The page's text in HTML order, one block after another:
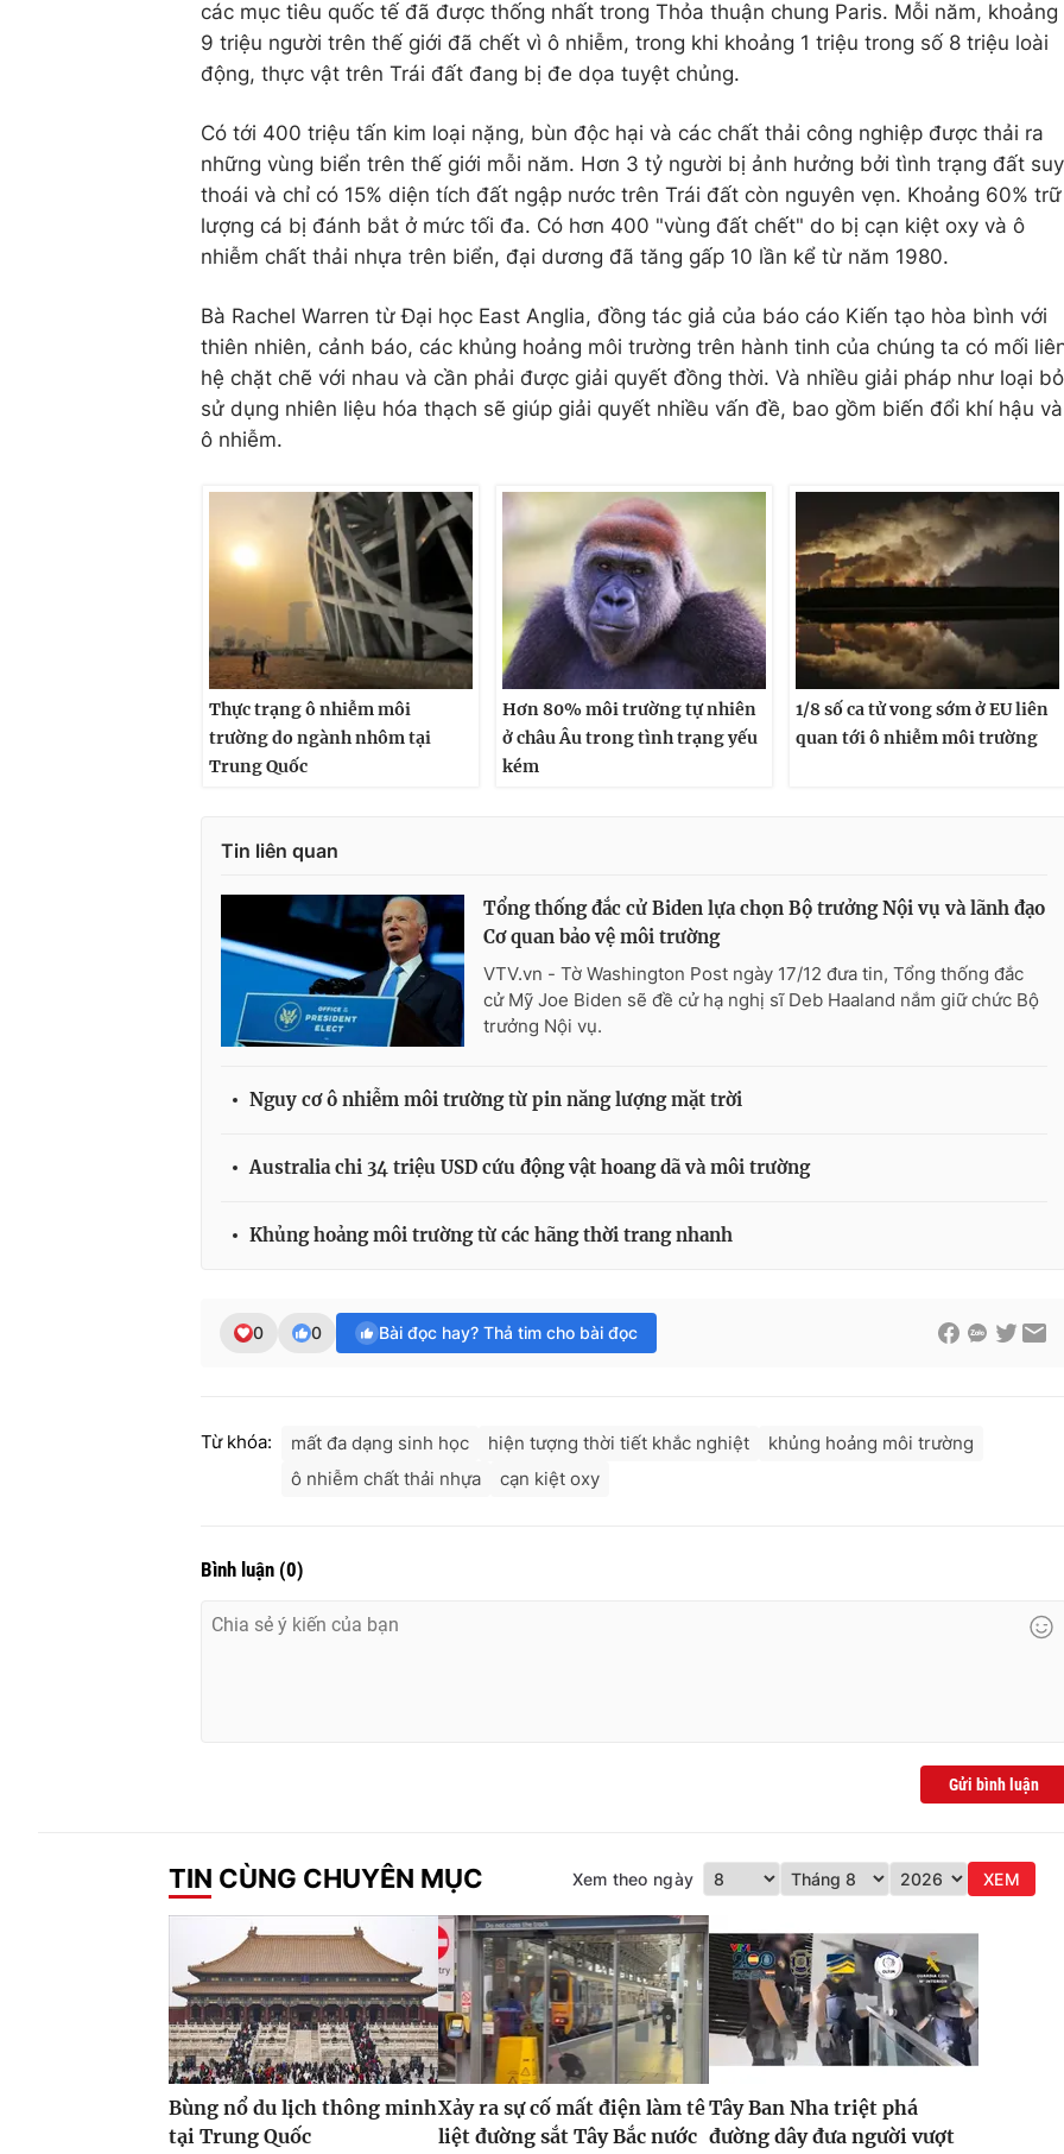
các mục tiêu quốc tế đã được thống nhất trong Thỏa thuận chung Paris. Mỗi năm, khoảng
9 triệu người trên thế giới đã chết vì ô nhiễm, trong khi khoảng 1 triệu trong số 8 triệu loài
động, thực vật trên Trái đất đang bị đe dọa tuyệt chủng.
Có tới 400 triệu tấn kim loại nặng, bùn độc hại và các chất thải công nghiệp được thải ra
những vùng biển trên thế giới mỗi năm. Hơn 3 tỷ người bị ảnh hưởng bởi tình trạng đất suy
thoái và chỉ có 15% diện tích đất ngập nước trên Trái đất còn nguyên vẹn. Khoảng 60% trữ
lượng cá bị đánh bắt ở mức tối đa. Có hơn 400 "vùng đất chết" do bị cạn kiệt oxy và ô
nhiễm chất thải nhựa trên biển, đại dương đã tăng gấp 10 lần kể từ năm 1980.
Bà Rachel Warren từ Đại học East Anglia, đồng tác giả của báo cáo Kiến tạo hòa bình với
thiên nhiên, cảnh báo, các khủng hoảng môi trường trên hành tinh của chúng ta có mối
hệ chặt chẽ với nhau và cần phải được giải quyết đồng thời. Và nhiều giải pháp như loại bỏ
sử dụng nhiên liệu hóa thạch sẽ giúp giải quyết nhiều vấn đề, bao gồm biến đổi khí hậu và
ô nhiễm.
Thực trạng ô nhiễm môi
trường do ngành nhôm tại
Trung Quốc
Hơn 80% môi trường tự nhiên
ở châu Âu trong tình trạng yếu
kém
1/8 số ca tử vong sớm ở EU liên
quan tới ô nhiễm môi trường
Tin liên quan
Tổng thống đắc cử Biden lựa chọn Bộ trưởng Nội vụ và lãnh đạo
Cơ quan bảo vệ môi trường
VTV.vn - Tờ Washington Post ngày 17/12 đưa tin, Tổng thống đắc
cử Mỹ Joe Biden sẽ đề cử hạ nghị sĩ Deb Haaland nắm giữ chức Bộ
trưởng Nội vụ.
Nguy cơ ô nhiễm môi trường từ pin năng lượng mặt trời
Australia chi 34 triệu USD cứu động vật hoang dã và môi trường
Khủng hoảng môi trường từ các hãng thời trang nhanh
0 0 Bài đọc hay? Thả tim cho bài đọc
Từ khóa: mất đa dạng sinh học hiện tượng thời tiết khắc nghiệt
khủng hoảng môi trường
ô nhiễm chất thải nhựa
cạn kiệt oxy
Bình luận (0)
Gửi bình luận
TIN CÙNG CHUYÊN MỤC Xem theo ngày XEM
Bùng nổ du lịch thông minh
tại Trung Quốc
Xảy ra sự cố mất điện làm tê
liệt đường sắt Tây Bắc nước
Tây Ban Nha triệt phá
đường dây đưa người vượt